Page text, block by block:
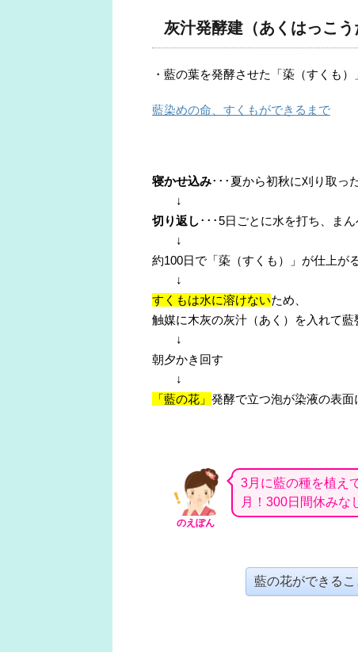
灰汁発酵建（あくはっこう
・藍の葉を発酵させた「蒅（すくも）
藍染めの命、すくもができるまで
寝かせ込み･･･夏から初秋に刈り取っ
↓
切り返し･･･5日ごとに水を打ち、ま
↓
約100日で「蒅（すくも）」が仕上が
↓
すくもは水に溶けないため、
触媒に木灰の灰汁（あく）を入れて
↓
朝夕かき回す
↓
「藍の花」 発酵で立つ泡が染液の表面
のえぽん
3月に藍の種を植え
月！300日間休みな
藍の花ができるこ